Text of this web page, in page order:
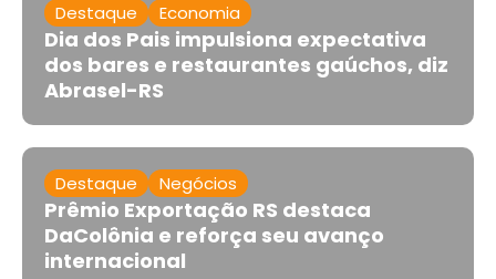
Destaque Economia
Dia dos Pais impulsiona expectativa
dos bares e restaurantes gaúchos, diz
Abrasel-RS
Destaque Negócios
Prêmio Exportação RS destaca
DaColônia e reforça seu avanço
internacional